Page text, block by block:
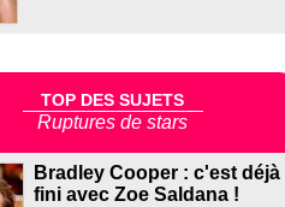
TOP DES SUJETS
Ruptures de stars
Bradley Cooper : c'est déjà
fini avec Zoe Saldana !